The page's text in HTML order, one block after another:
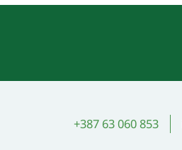
+387 63 060 853